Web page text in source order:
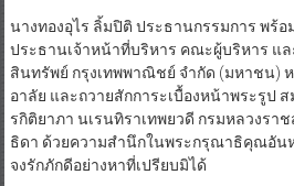
นางทองอุไร ลิ้มปิติ ประธานกรรมการ พร้อ
ประธานเจ้าหน้าที่บริหาร คณะผู้บริหาร แ
สินทรัพย์ กรุงเทพพาณิชย์ จำกัด (มหาชน)
อาลัย และถวายสักการะเบื้องหน้าพระรูป ส
รกิติยาภา นเรนทิราเทพยวดี กรมหลวงร
ธิดา ด้วยความสำนึกในพระกรุณาธิคุณอัน
จงรักภักดีอย่างหาที่เปรียบมิได้